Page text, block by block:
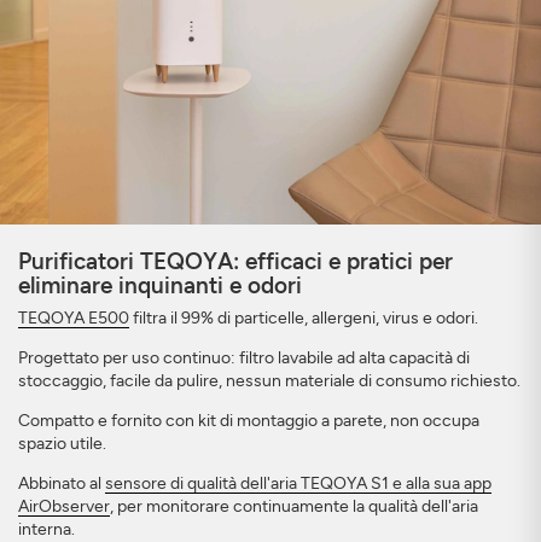
Purificatori TEQOYA: efficaci e pratici per
eliminare inquinanti e odori
TEQOYA E500filtra il 99% di particelle, allergeni, virus e odori.
Progettato per uso continuo: filtro lavabile ad alta capacità di
stoccaggio, facile da pulire, nessun materiale di consumo richiesto.
Compatto e fornito con kit di montaggio a parete, non occupa
spazio utile.
Abbinato al sensore di qualità dell'aria TEQOYA S1 e alla sua app
AirObserver, per monitorare continuamente la qualità dell'aria
interna.